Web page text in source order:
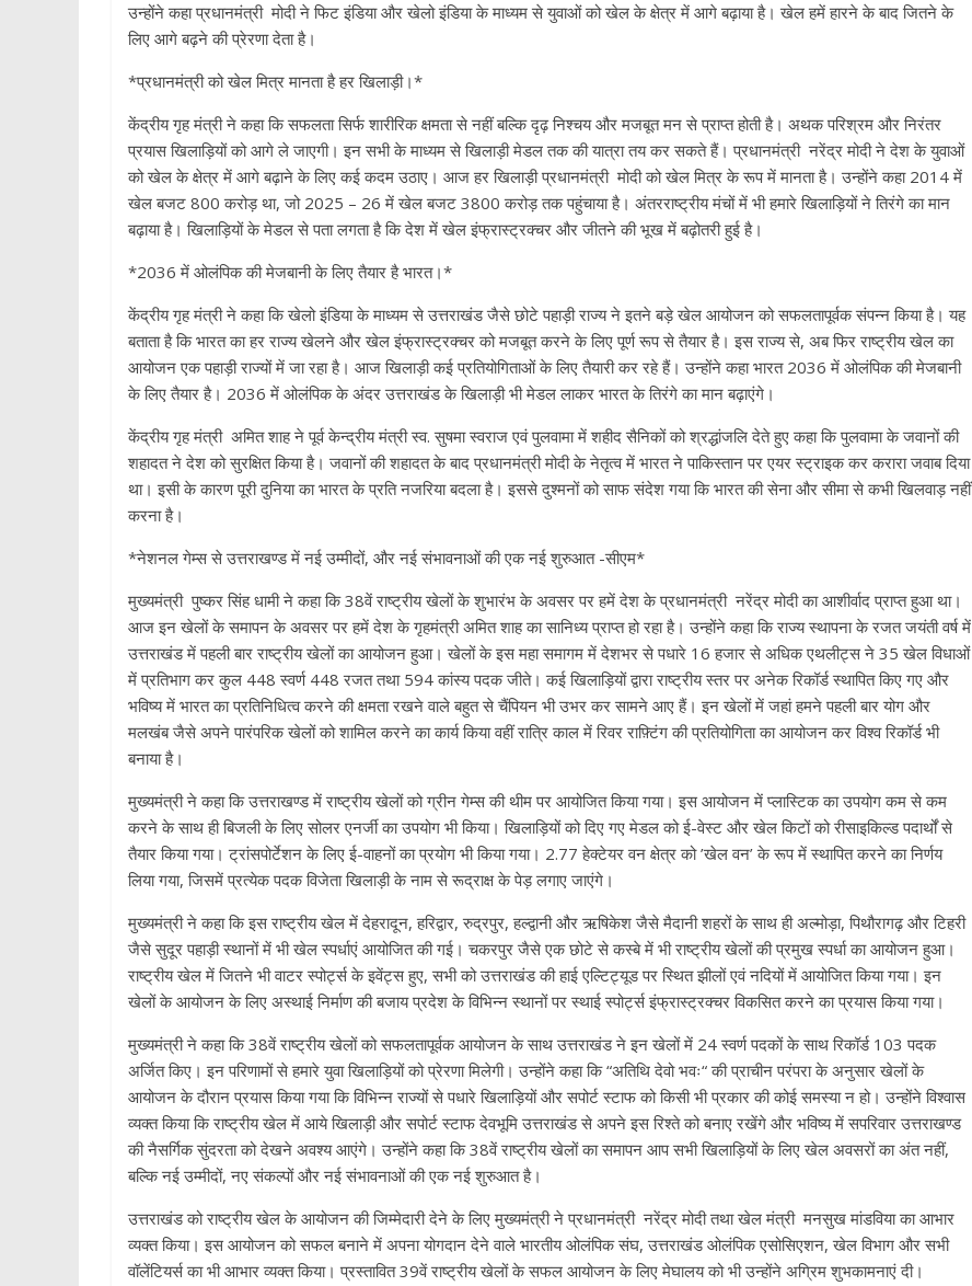
उन्होंने कहा प्रधानमंत्री मोदी ने फिट इंडिया और खेलो इंडिया के माध्यम से युवाओं को खेल के क्षेत्र में आगे बढ़ाया है। खेल हमें हारने के बाद जितने के
लिए आगे बढ़ने की प्रेरणा देता है।
*प्रधानमंत्री को खेल मित्र मानता है हर खिलाड़ी।*
केंद्रीय गृह मंत्री ने कहा कि सफलता सिर्फ शारीरिक क्षमता से नहीं बल्कि दृढ़ निश्चय और मजबूत मन से प्राप्त होती है। अथक परिश्रम और निरंतर
प्रयास खिलाड़ियों को आगे ले जाएगी। इन सभी के माध्यम से खिलाड़ी मेडल तक की यात्रा तय कर सकते हैं। प्रधानमंत्री नरेंद्र मोदी ने देश के युवाओं
को खेल के क्षेत्र में आगे बढ़ाने के लिए कई कदम उठाए। आज हर खिलाड़ी प्रधानमंत्री मोदी को खेल मित्र के रूप में मानता है। उन्होंने कहा 2014 में
खेल बजट 800 करोड़ था, जो 2025 – 26 में खेल बजट 3800 करोड़ तक पहुंचाया है। अंतरराष्ट्रीय मंचों में भी हमारे खिलाड़ियों ने तिरंगे का मान
बढ़ाया है। खिलाड़ियों के मेडल से पता लगता है कि देश में खेल इंफ्रास्ट्रक्चर और जीतने की भूख में बढ़ोतरी हुई है।
*2036 में ओलंपिक की मेजबानी के लिए तैयार है भारत।*
केंद्रीय गृह मंत्री ने कहा कि खेलो इंडिया के माध्यम से उत्तराखंड जैसे छोटे पहाड़ी राज्य ने इतने बड़े खेल आयोजन को सफलतापूर्वक संपन्न किया है। यह
बताता है कि भारत का हर राज्य खेलने और खेल इंफ्रास्ट्रक्चर को मजबूत करने के लिए पूर्ण रूप से तैयार है। इस राज्य से, अब फिर राष्ट्रीय खेल का
आयोजन एक पहाड़ी राज्यों में जा रहा है। आज खिलाड़ी कई प्रतियोगिताओं के लिए तैयारी कर रहे हैं। उन्होंने कहा भारत 2036 में ओलंपिक की मेजबानी
के लिए तैयार है। 2036 में ओलंपिक के अंदर उत्तराखंड के खिलाड़ी भी मेडल लाकर भारत के तिरंगे का मान बढ़ाएंगे।
केंद्रीय गृह मंत्री अमित शाह ने पूर्व केन्द्रीय मंत्री स्व. सुषमा स्वराज एवं पुलवामा में शहीद सैनिकों को श्रद्धांजलि देते हुए कहा कि पुलवामा के जवानों की
शहादत ने देश को सुरक्षित किया है। जवानों की शहादत के बाद प्रधानमंत्री मोदी के नेतृत्व में भारत ने पाकिस्तान पर एयर स्ट्राइक कर करारा जवाब दिया
था। इसी के कारण पूरी दुनिया का भारत के प्रति नजरिया बदला है। इससे दुश्मनों को साफ संदेश गया कि भारत की सेना और सीमा से कभी खिलवाड़ नहीं
करना है।
*नेशनल गेम्स से उत्तराखण्ड में नई उम्मीदों, और नई संभावनाओं की एक नई शुरुआत -सीएम*
मुख्यमंत्री पुष्कर सिंह धामी ने कहा कि 38वें राष्ट्रीय खेलों के शुभारंभ के अवसर पर हमें देश के प्रधानमंत्री नरेंद्र मोदी का आशीर्वाद प्राप्त हुआ था।
आज इन खेलों के समापन के अवसर पर हमें देश के गृहमंत्री अमित शाह का सानिध्य प्राप्त हो रहा है। उन्होंने कहा कि राज्य स्थापना के रजत जयंती वर्ष में
उत्तराखंड में पहली बार राष्ट्रीय खेलों का आयोजन हुआ। खेलों के इस महा समागम में देशभर से पधारे 16 हजार से अधिक एथलीट्स ने 35 खेल विधाओं
में प्रतिभाग कर कुल 448 स्वर्ण 448 रजत तथा 594 कांस्य पदक जीते। कई खिलाड़ियों द्वारा राष्ट्रीय स्तर पर अनेक रिकॉर्ड स्थापित किए गए और
भविष्य में भारत का प्रतिनिधित्व करने की क्षमता रखने वाले बहुत से चैंपियन भी उभर कर सामने आए हैं। इन खेलों में जहां हमने पहली बार योग और
मलखंब जैसे अपने पारंपरिक खेलों को शामिल करने का कार्य किया वहीं रात्रि काल में रिवर राफ़्टिंग की प्रतियोगिता का आयोजन कर विश्व रिकॉर्ड भी
बनाया है।
मुख्यमंत्री ने कहा कि उत्तराखण्ड में राष्ट्रीय खेलों को ग्रीन गेम्स की थीम पर आयोजित किया गया। इस आयोजन में प्लास्टिक का उपयोग कम से कम
करने के साथ ही बिजली के लिए सोलर एनर्जी का उपयोग भी किया। खिलाड़ियों को दिए गए मेडल को ई-वेस्ट और खेल किटों को रीसाइकिल्ड पदार्थों से
तैयार किया गया। ट्रांसपोर्टेशन के लिए ई-वाहनों का प्रयोग भी किया गया। 2.77 हेक्टेयर वन क्षेत्र को ’खेल वन’ के रूप में स्थापित करने का निर्णय
लिया गया, जिसमें प्रत्येक पदक विजेता खिलाड़ी के नाम से रूद्राक्ष के पेड़ लगाए जाएंगे।
मुख्यमंत्री ने कहा कि इस राष्ट्रीय खेल में देहरादून, हरिद्वार, रुद्रपुर, हल्द्वानी और ऋषिकेश जैसे मैदानी शहरों के साथ ही अल्मोड़ा, पिथौरागढ़ और टिहरी
जैसे सुदूर पहाड़ी स्थानों में भी खेल स्पर्धाएं आयोजित की गई। चकरपुर जैसे एक छोटे से कस्बे में भी राष्ट्रीय खेलों की प्रमुख स्पर्धा का आयोजन हुआ।
राष्ट्रीय खेल में जितने भी वाटर स्पोर्ट्स के इवेंट्स हुए, सभी को उत्तराखंड की हाई एल्टिट्यूड पर स्थित झीलों एवं नदियों में आयोजित किया गया। इन
खेलों के आयोजन के लिए अस्थाई निर्माण की बजाय प्रदेश के विभिन्न स्थानों पर स्थाई स्पोर्ट्स इंफ्रास्ट्रक्चर विकसित करने का प्रयास किया गया।
मुख्यमंत्री ने कहा कि 38वें राष्ट्रीय खेलों को सफलतापूर्वक आयोजन के साथ उत्तराखंड ने इन खेलों में 24 स्वर्ण पदकों के साथ रिकॉर्ड 103 पदक
अर्जित किए। इन परिणामों से हमारे युवा खिलाड़ियों को प्रेरणा मिलेगी। उन्होंने कहा कि “अतिथि देवो भवः“ की प्राचीन परंपरा के अनुसार खेलों के
आयोजन के दौरान प्रयास किया गया कि विभिन्न राज्यों से पधारे खिलाड़ियों और सपोर्ट स्टाफ को किसी भी प्रकार की कोई समस्या न हो। उन्होंने विश्वास
व्यक्त किया कि राष्ट्रीय खेल में आये खिलाड़ी और सपोर्ट स्टाफ देवभूमि उत्तराखंड से अपने इस रिश्ते को बनाए रखेंगे और भविष्य में सपरिवार उत्तराखण्ड
की नैसर्गिक सुंदरता को देखने अवश्य आएंगे। उन्होंने कहा कि 38वें राष्ट्रीय खेलों का समापन आप सभी खिलाड़ियों के लिए खेल अवसरों का अंत नहीं,
बल्कि नई उम्मीदों, नए संकल्पों और नई संभावनाओं की एक नई शुरुआत है।
उत्तराखंड को राष्ट्रीय खेल के आयोजन की जिम्मेदारी देने के लिए मुख्यमंत्री ने प्रधानमंत्री नरेंद्र मोदी तथा खेल मंत्री मनसुख मांडविया का आभार
व्यक्त किया। इस आयोजन को सफल बनाने में अपना योगदान देने वाले भारतीय ओलंपिक संघ, उत्तराखंड ओलंपिक एसोसिएशन, खेल विभाग और सभी
वॉलेंटियर्स का भी आभार व्यक्त किया। प्रस्तावित 39वें राष्ट्रीय खेलों के सफल आयोजन के लिए मेघालय को भी उन्होंने अग्रिम शुभकामनाएं दी।